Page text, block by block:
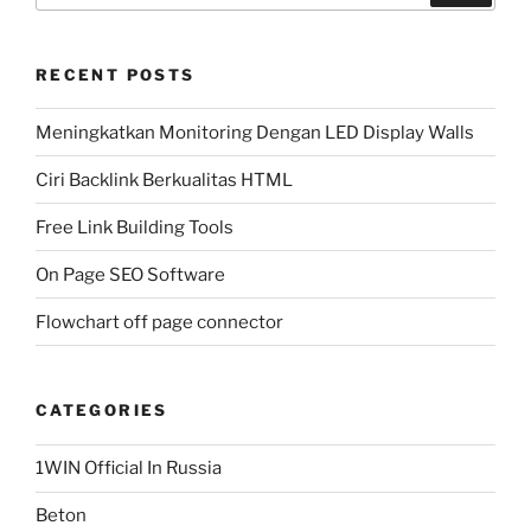
RECENT POSTS
Meningkatkan Monitoring Dengan LED Display Walls
Ciri Backlink Berkualitas HTML
Free Link Building Tools
On Page SEO Software
Flowchart off page connector
CATEGORIES
1WIN Official In Russia
Beton